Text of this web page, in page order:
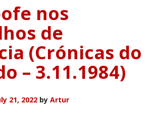
nos
de
(Crónicas do
– 3.11.1984)
21, 2022 by Artur